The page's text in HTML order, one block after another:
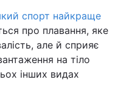
спорт найкраще
про плавання, яке
але й сприяє
на тіло
інших видах